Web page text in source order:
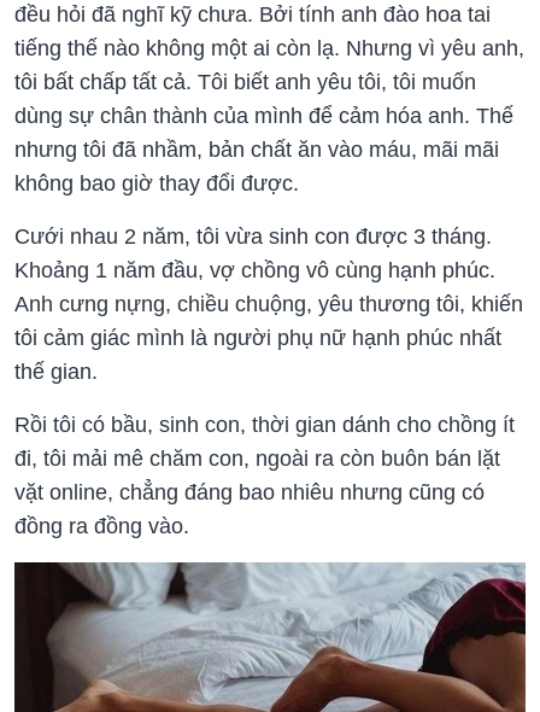
đều hỏi đã nghĩ kỹ chưa. Bởi tính anh đào hoa tai
tiếng thế nào không một ai còn lạ. Nhưng vì yêu anh,
tôi bất chấp tất cả. Tôi biết anh yêu tôi, tôi muốn
dùng sự chân thành của mình để cảm hóa anh. Thế
nhưng tôi đã nhầm, bản chất ăn vào máu, mãi mãi
không bao giờ thay đổi được.
Cưới nhau 2 năm, tôi vừa sinh con được 3 tháng.
Khoảng 1 năm đầu, vợ chồng vô cùng hạnh phúc.
Anh cưng nựng, chiều chuộng, yêu thương tôi, khiến
tôi cảm giác mình là người phụ nữ hạnh phúc nhất
thế gian.
Rồi tôi có bầu, sinh con, thời gian dánh cho chồng ít
đi, tôi mải mê chăm con, ngoài ra còn buôn bán lặt
vặt online, chẳng đáng bao nhiêu nhưng cũng có
đồng ra đồng vào.